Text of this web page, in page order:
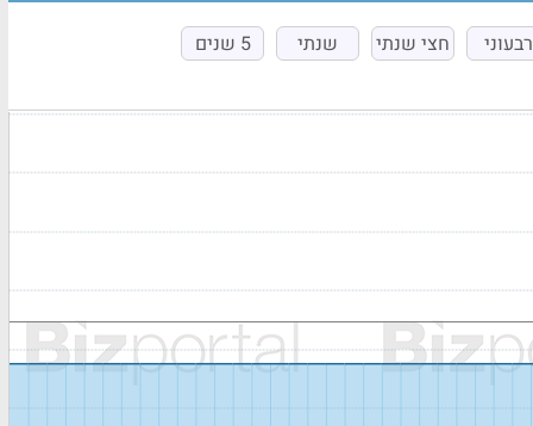
רבעוני חצי שנתי שנתי 5 שנים